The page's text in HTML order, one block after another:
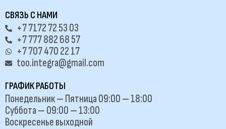
СВЯЗЬ С НАМИ
+7 7172 72 53 03
+7 777 882 68 57
+7 707 470 22 17
too.integra@gmail.com
ГРАФИК РАБОТЫ
Понедельник — Пятница 09:00 — 18:00
Суббота — 09:00 — 13:00
Воскресенье выходной